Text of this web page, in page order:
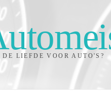
LIEFDE VOOR AUTO'S?